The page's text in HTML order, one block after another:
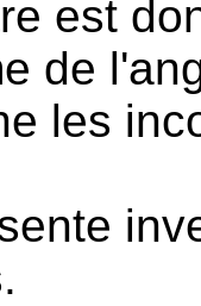
est
de
les